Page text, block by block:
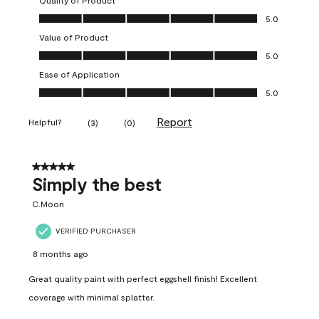
Quality of Product, 5.0 out of 5
5.0
Value of Product
Value of Product, 5.0 out of 5
5.0
Ease of Application
Ease of Application, 5.0 out of 5
5.0
Helpful? (3) (0) Report
5 out of 5 stars.
Simply the best
C.Moon
VERIFIED PURCHASER
8 months ago
Great quality paint with perfect eggshell finish! Excellent
coverage with minimal splatter.